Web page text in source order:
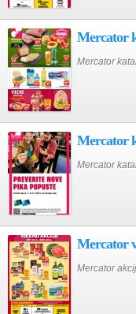
Mercator
Mercator
Mercator
Mercator
Mercator
Mercator